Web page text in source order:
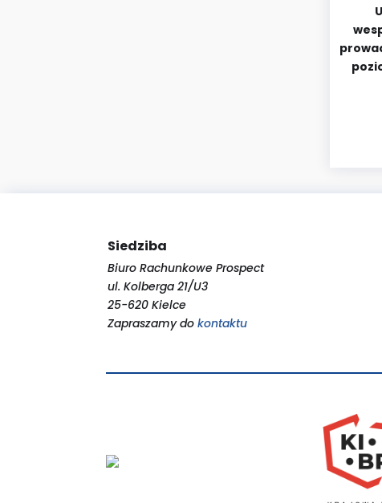
Siedziba
Biuro Rachunkowe Prospect
ul. Kolberga 21/U3
25-620 Kielce
Zapraszamy dokontaktu